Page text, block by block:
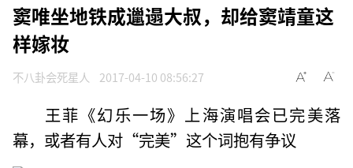
窦唯坐地铁成邋遢大叔，却给窦靖童这
样嫁妆
不八卦会死星人 2017-04-10 08:56:27
王菲《幻乐一场》上海演唱会已完美落
幕，或者有人对“完美”这个词抱有争议